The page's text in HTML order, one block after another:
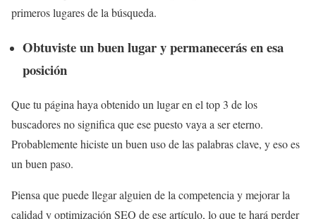
primeros lugares de la búsqueda.
Obtuviste un buen lugar y permanecerás en esa
posición
Que tu página haya obtenido un lugar en el top 3 de los
buscadores no significa que ese puesto vaya a ser eterno.
Probablemente hiciste un buen uso de las palabras clave, y eso es
un buen paso.
Piensa que puede llegar alguien de la competencia y mejorar la
calidad y optimización SEO de ese artículo, lo que te hará perder